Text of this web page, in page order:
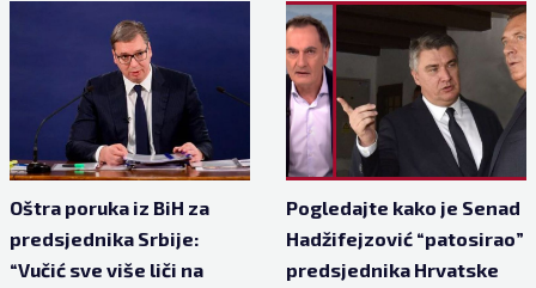
Oštra poruka iz BiH za
predsjednika Srbije:
“Vučić sve više liči na
Pogledajte kako je Senad
Hadžifejzović “patosirao”
predsjednika Hrvatske